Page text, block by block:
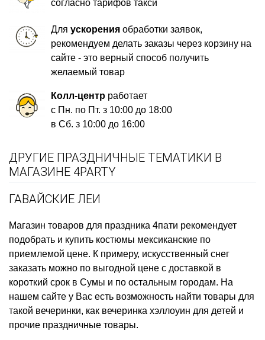
согласно тарифов такси
Дляускорения обработки заявок,
рекомендуем делать заказы через корзину на
сайте - это верный способ получить
желаемый товар
Колл-центр работает
с Пн. по Пт. з 10:00 до 18:00
в Сб. з 10:00 до 16:00
ДРУГИЕ ПРАЗДНИЧНЫЕ ТЕМАТИКИ В
МАГАЗИНЕ 4PARTY
ГАВАЙСКИЕ ЛЕИ
Магазин товаров для праздника 4пати рекомендует
подобрать и купить костюмы мексиканские по
приемлемой цене. К примеру, искусственный снег
заказать можно по выгодной цене с доставкой в
короткий срок в Сумы и по остальным городам. На
нашем сайте у Вас есть возможность найти товары для
такой вечеринки, как вечеринка хэллоуин для детей и
прочие праздничные товары.